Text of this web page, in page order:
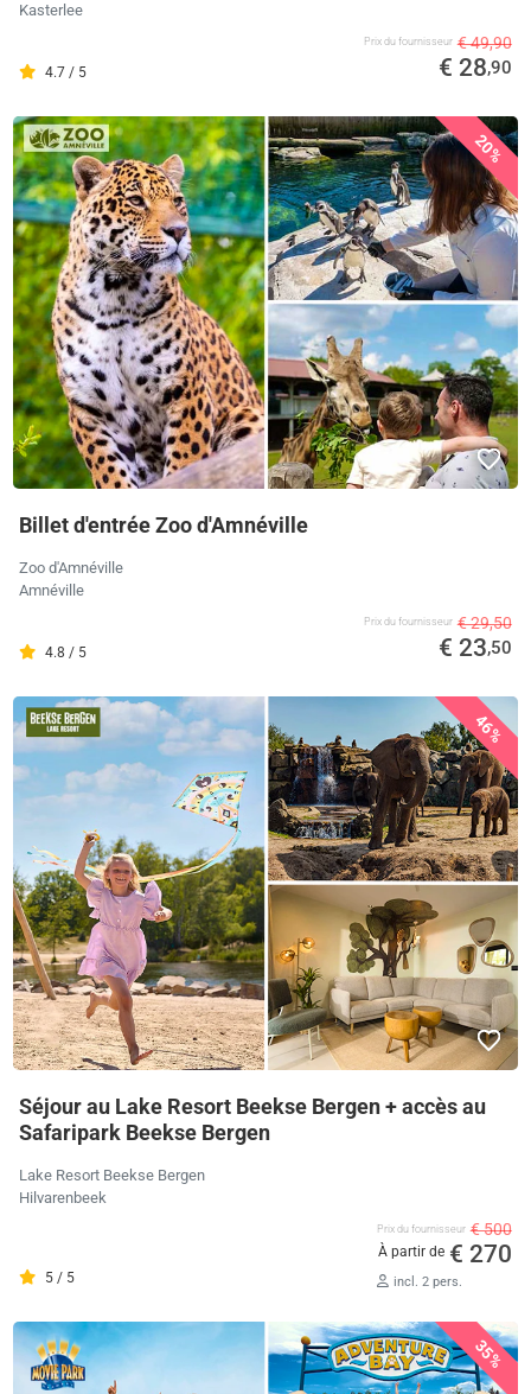
Kasterlee
4.7 / 5
Prix ​​du fournisseur € 49,90
€ 28,90
20%
Billet d'entrée Zoo d'Amnéville
Zoo d'Amnéville
Amnéville
4.8 / 5
Prix ​​du fournisseur € 29,50
€ 23,50
46%
Séjour au Lake Resort Beekse Bergen + accès au
Safaripark Beekse Bergen
Lake Resort Beekse Bergen
Hilvarenbeek
5 / 5
Prix ​​du fournisseur € 500
À partir de € 270
incl. 2 pers.
35%